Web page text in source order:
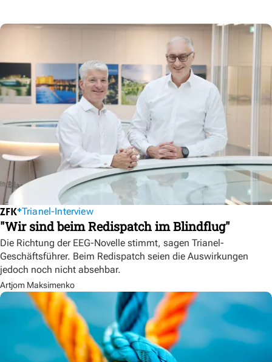
Trianel-Interview
"Wir sind beim Redispatch im Blindflug"
Die Richtung der EEG-Novelle stimmt, sagen Trianel-
Geschäftsführer. Beim Redispatch seien die Auswirkungen
jedoch noch nicht absehbar.
Artjom Maksimenko